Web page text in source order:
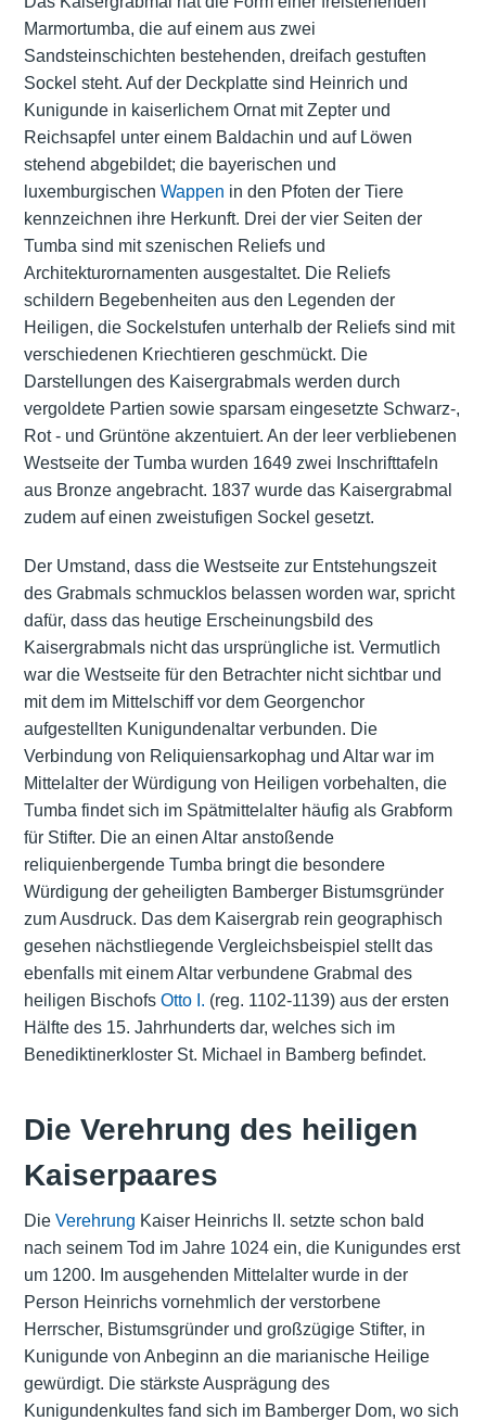
Marmortumba, die auf einem aus zwei
Sandsteinschichten bestehenden, dreifach gestuften
Sockel steht. Auf der Deckplatte sind Heinrich und
Kunigunde in kaiserlichem Ornat mit Zepter und
Reichsapfel unter einem Baldachin und auf Löwen
stehend abgebildet; die bayerischen und
luxemburgischen Wappen in den Pfoten der Tiere
kennzeichnen ihre Herkunft. Drei der vier Seiten der
Tumba sind mit szenischen Reliefs und
Architekturornamenten ausgestaltet. Die Reliefs
schildern Begebenheiten aus den Legenden der
Heiligen, die Sockelstufen unterhalb der Reliefs sind mit
verschiedenen Kriechtieren geschmückt. Die
Darstellungen des Kaisergrabmals werden durch
vergoldete Partien sowie sparsam eingesetzte Schwarz-,
Rot - und Grüntöne akzentuiert. An der leer verbliebenen
Westseite der Tumba wurden 1649 zwei Inschrifttafeln
aus Bronze angebracht. 1837 wurde das Kaisergrabmal
zudem auf einen zweistufigen Sockel gesetzt.
Der Umstand, dass die Westseite zur Entstehungszeit
des Grabmals schmucklos belassen worden war, spricht
dafür, dass das heutige Erscheinungsbild des
Kaisergrabmals nicht das ursprüngliche ist. Vermutlich
war die Westseite für den Betrachter nicht sichtbar und
mit dem im Mittelschiff vor dem Georgenchor
aufgestellten Kunigundenaltar verbunden. Die
Verbindung von Reliquiensarkophag und Altar war im
Mittelalter der Würdigung von Heiligen vorbehalten, die
Tumba findet sich im Spätmittelalter häufig als Grabform
für Stifter. Die an einen Altar anstoßende
reliquienbergende Tumba bringt die besondere
Würdigung der geheiligten Bamberger Bistumsgründer
zum Ausdruck. Das dem Kaisergrab rein geographisch
gesehen nächstliegende Vergleichsbeispiel stellt das
ebenfalls mit einem Altar verbundene Grabmal des
heiligen Bischofs Otto I. (reg. 1102-1139) aus der ersten
Hälfte des 15. Jahrhunderts dar, welches sich im
Benediktinerkloster St. Michael in Bamberg befindet.
Die Verehrung des heiligen
Kaiserpaares
Die Verehrung Kaiser Heinrichs II. setzte schon bald
nach seinem Tod im Jahre 1024 ein, die Kunigundes erst
um 1200. Im ausgehenden Mittelalter wurde in der
Person Heinrichs vornehmlich der verstorbene
Herrscher, Bistumsgründer und großzügige Stifter, in
Kunigunde von Anbeginn an die marianische Heilige
gewürdigt. Die stärkste Ausprägung des
Kunigundenkultes fand sich im Bamberger Dom, wo sich